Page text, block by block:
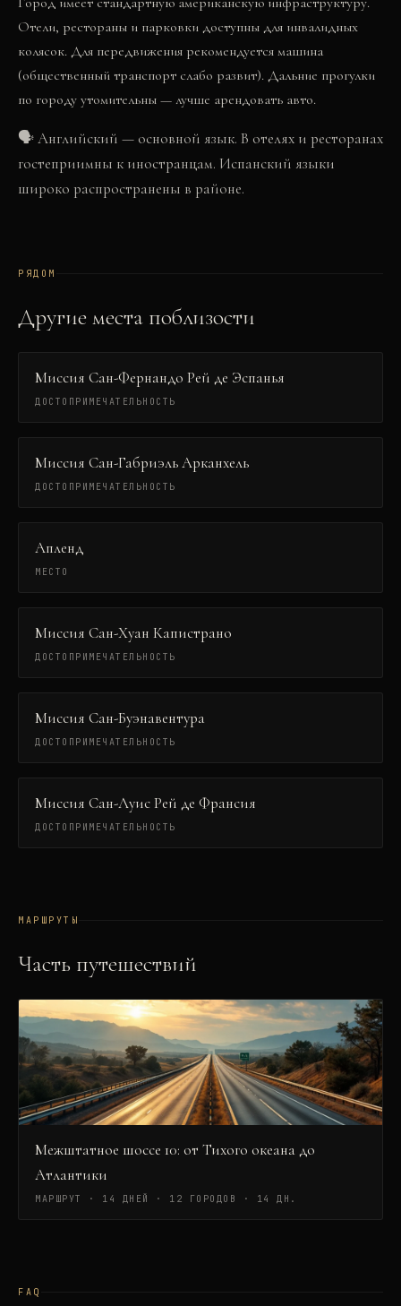
Отели, рестораны и парковки доступны для инвалидных
колясок. Для передвижения рекомендуется машина
(общественный транспорт слабо развит). Дальние прогулки
по городу утомительны — лучше арендовать авто.
🗣Английский — основной язык. В отелях и ресторанах
гостеприимны к иностранцам. Испанский языки
широко распространены в районе.
РЯДОМ
Другие места поблизости
Миссия Сан-Фернандо Рей де Эспанья
ДОСТОПРИМЕЧАТЕЛЬНОСТЬ
Миссия Сан-Габриэль Арканхель
ДОСТОПРИМЕЧАТЕЛЬНОСТЬ
Апленд
МЕСТО
Миссия Сан-Хуан Капистрано
ДОСТОПРИМЕЧАТЕЛЬНОСТЬ
Миссия Сан-Буэнавентура
ДОСТОПРИМЕЧАТЕЛЬНОСТЬ
Миссия Сан-Луис Рей де Франсия
ДОСТОПРИМЕЧАТЕЛЬНОСТЬ
МАРШРУТЫ
Часть путешествий
Межштатное шоссе 10: от Тихого океана до
Атлантики
МАРШРУТ · 14 ДНЕЙ · 12 ГОРОДОВ · 14 ДН.
FAQ